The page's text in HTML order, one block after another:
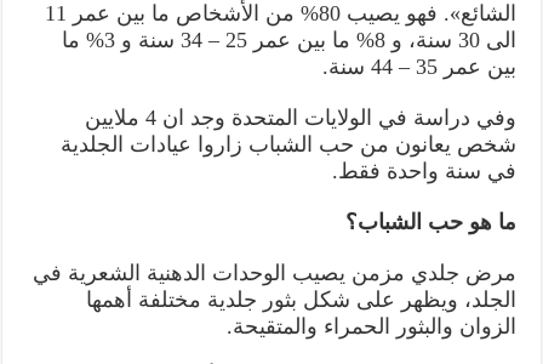
الشائع». فهو يصيب 80% من الأشخاص ما بين عمر 11
الی 30 سنة، و 8% ما بين عمر 25 – 34 سنة و 3% ما
بين عمر 35 – 44 سنة.
وفي دراسة في الولايات المتحدة وجد ان 4 ملايين
شخص يعانون من حب الشباب زاروا عيادات الجلدية
في سنة واحدة فقط.
ما هو حب الشباب؟
مرض جلدي مزمن يصيب الوحدات الدهنية الشعرية في
الجلد، ويظهر على شكل بثور جلدية مختلفة أهمها
الزوان والبثور الحمراء والمتقيحة.